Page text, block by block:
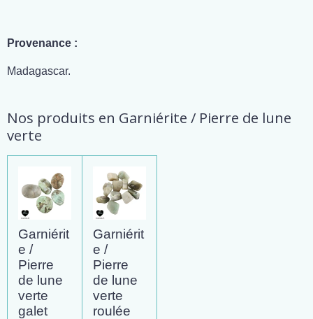
Provenance :
Madagascar.
Nos produits en Garniérite / Pierre de lune
verte
Garniérit
e /
Pierre
de lune
verte
galet
Garniérit
e /
Pierre
de lune
verte
roulée